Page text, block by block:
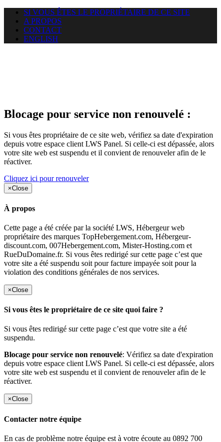
SI VOUS ÊTES LE PROPRIÉTAIRE DE CE SITE
A PROPOS
CONTACT
ENGLISH
Blocage pour service non renouvelé :
Si vous êtes propriétaire de ce site web, vérifiez sa date d'expiration
depuis votre espace client LWS Panel. Si celle-ci est dépassée, alors
votre site web est suspendu et il convient de renouveler afin de le
réactiver.
Cliquez ici pour renouveler
×Close
À propos
Cette page a été créée par la société LWS, Hébergeur web
propriétaire des marques TopHebergement.com, Hébergeur-
discount.com, 007Hebergement.com, Mister-Hosting.com et
RueDuDomaine.fr. Si vous êtes redirigé sur cette page c’est que
votre site a été suspendu soit pour facture impayée soit pour la
violation des conditions générales de nos services.
×Close
Si vous êtes le propriétaire de ce site quoi faire ?
Si vous êtes redirigé sur cette page c’est que votre site a été
suspendu.
Blocage pour service non renouvelé: Vérifiez sa date d'expiration
depuis votre espace client LWS Panel. Si celle-ci est dépassée, alors
votre site web est suspendu et il convient de renouveler afin de le
réactiver.
×Close
Contacter notre équipe
En cas de problème notre équipe est à votre écoute au 0892 700